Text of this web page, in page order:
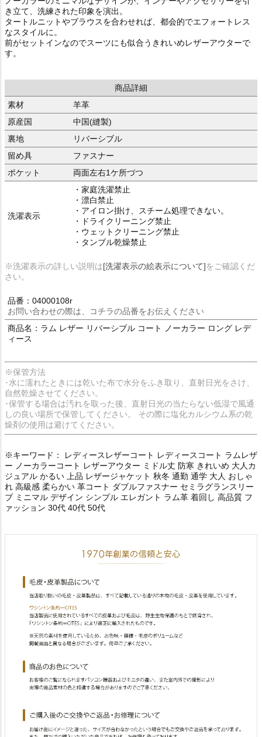
き立て、洗練された印象を演出。
タートルニットやブラウスを合わせれば、都会的でエフォートレス
なスタイルに。
前がセットインなのでスーツにも似合うきれいめレザーアウターで
す。
商品詳細
素材
羊革
原産国
中国(縫製)
裏地
リバーシブル
留め具
ファスナー
ポケット
両面左右1ケ所づつ
洗濯表示
・家庭洗濯禁止
・漂白禁止
・アイロン掛け、スチーム処理できない。
・ドライクリーニング禁止
・ウェットクリーニング禁止
・タンブル乾燥禁止
※洗濯表示の詳しい説明は[洗濯表示の絵表示について]をご確認くだ
さい。
品番：04000108r
お問い合わせの際は、コチラの品番をお伝えください
商品名：ラム レザー リバーシブル コート ノーカラー ロング レデ
ィース
※保管方法
･水に濡れたときには乾いた布で水分をふき取り、直射日光をさけ、
自然乾燥させてください。
･保管する場合は汚れを取った後、直射日光の当たらない低湿で風通
しの良い場所で保管してください。 その際に塩化カルシウム系の乾
燥剤の使用は避けてください。
※キーワード： レディースレザーコート レディースコート ラムレザ
ー ノーカラーコート レザーアウター ミドル丈 防寒 きれいめ 大人カ
ジュアル かるい 上品 レザージャケット 秋冬 通勤 通学 大人 おしゃ
れ 高級感 柔らかい 革コート ダブルファスナー セミラグランスリー
ブ ミニマル デザイン シンプル エレガント ラム革 着回し 高品質 フ
ァッション 30代 40代 50代